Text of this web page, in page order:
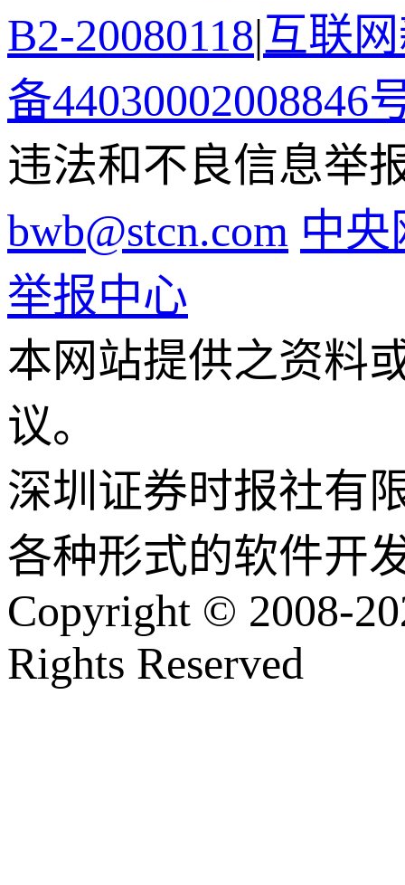
B2-20080118|互联
备44030002008846
违法和不良信息举
bwb@stcn.com 中
举报中心
本网站提供之资料
议。
深圳证券时报社有
各种形式的软件开
Copyright © 2008-
Rights Reserved